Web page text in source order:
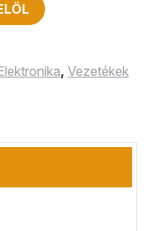
, Vezetékek